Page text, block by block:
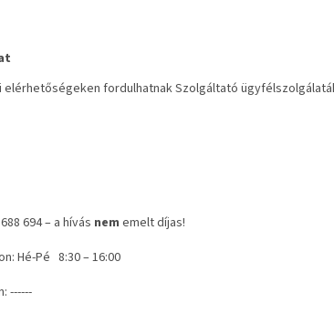
elérhetőségeken fordulhatnak Szolgáltató
694– a hívás nem emelt díjas!
Hé-Pé 8:30 – 16:00
------